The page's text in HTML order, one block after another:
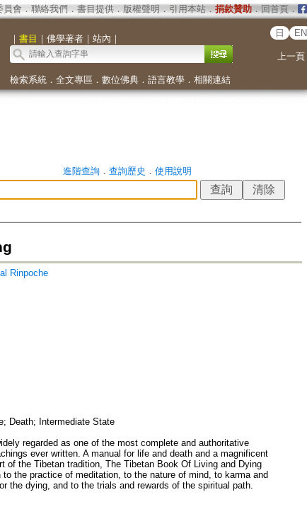
員會． 聯絡我們 ． 書目提供． 版權聲明 ． 引用本站． 捐款贊助．回首頁．
｜ 書目 ｜ 佛學著者｜ 站內 ｜
日 EN
上一頁
檢索系統． 全文專區 ． 數位佛典． 語言教學． 相關連結
進階查詢． 查詢歷史 ． 使用說明
Rinpoche
Death; Intermediate State
regarded as one of the most complete and authoritative
ever written. A manual for life and death and a magnificent
of the Tibetan tradition, The Tibetan Book Of Living and Dying
the practice of meditation, to the nature of mind, to karma and
the dying, and to the trials and rewards of the spiritual path.